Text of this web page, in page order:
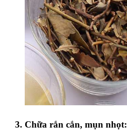
3. Chữa rắn cắn, mụn nhọt: